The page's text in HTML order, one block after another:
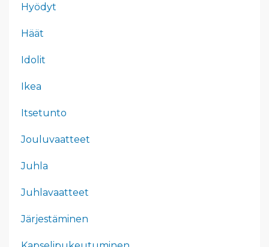
Hyödyt
Häät
Idolit
Ikea
Itsetunto
Jouluvaatteet
Juhla
Juhlavaatteet
Järjestäminen